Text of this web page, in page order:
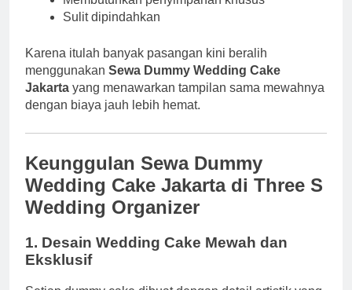
Sulit dipindahkan
Karena itulah banyak pasangan kini beralih
menggunakan Sewa Dummy Wedding Cake
Jakarta yang menawarkan tampilan sama mewahnya
dengan biaya jauh lebih hemat.
Keunggulan Sewa Dummy
Wedding Cake Jakarta di Three S
Wedding Organizer
1. Desain Wedding Cake Mewah dan
Eksklusif